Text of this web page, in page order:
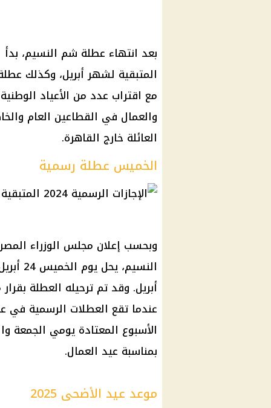
بعد انتهاء عطلة شم النسيم، بدأ
المتبقية لشهر أبريل، وكذلك
مع اقتراب عدد من الأعياد
والعمال في القطاعين العام
العائلة خارج القاهرة.
الخميس عطلة رسمية
وبحسب إعلان مجلس الوزراء
أبريل. وقد تم ترحيله العطلة
عندما تقع العطلات الرسمية في
الأسبوع المعتادة يومي
بمناسبة عيد العمال.
موعد عيد الأضحى 2025